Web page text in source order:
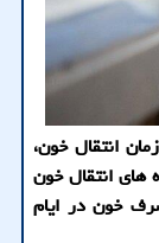
انتقال خون،
های انتقال خون
خون در ایام